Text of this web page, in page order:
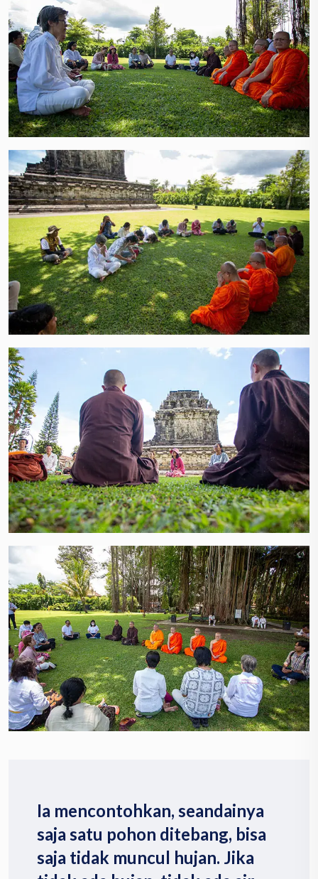
Ia mencontohkan, seandainya
saja satu pohon ditebang, bisa
saja tidak muncul hujan. Jika